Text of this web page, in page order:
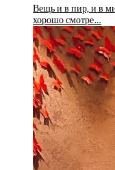
Вещь и в пир, и в
хорошо смотре…